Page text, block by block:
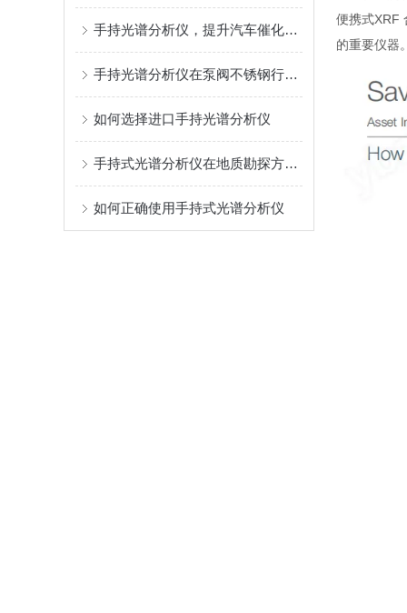
手持光谱分析仪，提升汽车催化剂回收率
手持光谱分析仪在泵阀不锈钢行业的检测应用
如何选择进口手持光谱分析仪
手持式光谱分析仪在地质勘探方面的应用
如何正确使用手持式光谱分析仪
便携式XRF
的重要仪器